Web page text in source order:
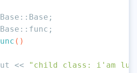
Base::Base;
Base::func;
()
<<
"child class: i'am